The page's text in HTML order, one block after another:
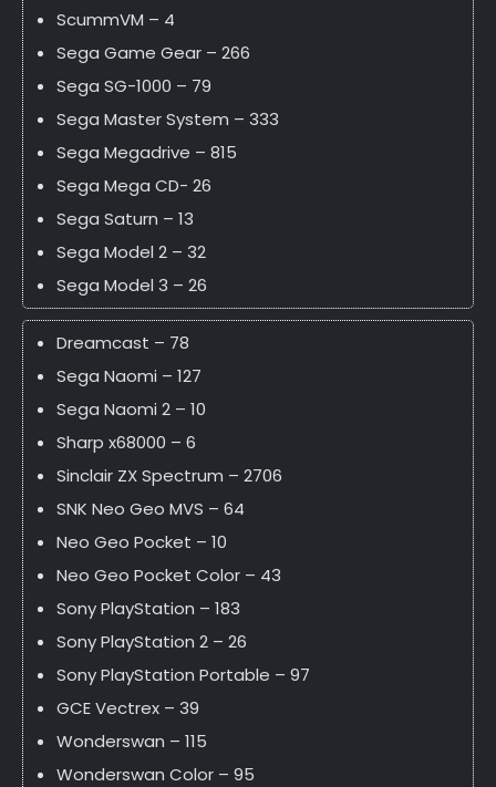
ScummVM – 4
Sega Game Gear – 266
Sega SG-1000 – 79
Sega Master System – 333
Sega Megadrive – 815
Sega Mega CD- 26
Sega Saturn – 13
Sega Model 2 – 32
Sega Model 3 – 26
Dreamcast – 78
Sega Naomi – 127
Sega Naomi 2 – 10
Sharp x68000 – 6
Sinclair ZX Spectrum – 2706
SNK Neo Geo MVS – 64
Neo Geo Pocket – 10
Neo Geo Pocket Color – 43
Sony PlayStation – 183
Sony PlayStation 2 – 26
Sony PlayStation Portable – 97
GCE Vectrex – 39
Wonderswan – 115
Wonderswan Color – 95